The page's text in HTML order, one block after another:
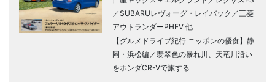
／SUBARUレヴォーグ・レイバック／三菱
アウトランダーPHEV 他
【グルメドライブ紀行 ニッポンの優食】静
岡・浜松編／翡翠色の暴れ川、天竜川沿い
をホンダCR-Vで旅する